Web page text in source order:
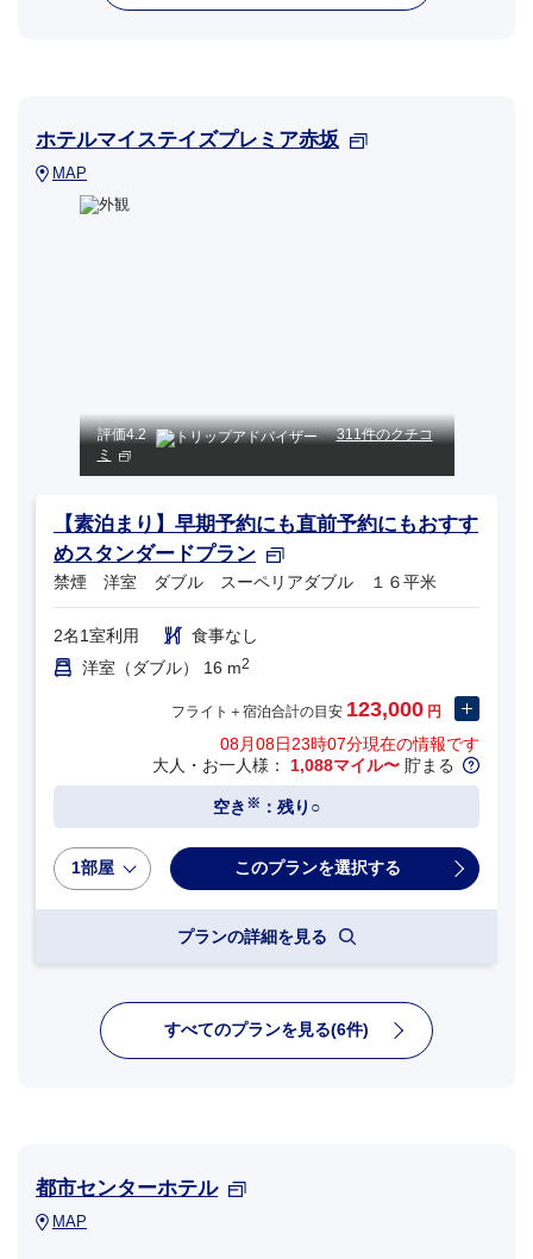
ホテルマイステイズプレミア赤坂
MAP
評価4.2
311件のクチコ
ミ
【素泊まり】早期予約にも直前予約にもおすす
めスタンダードプラン
禁煙 洋室 ダブル スーペリアダブル １６平米
2名1室利用
食事なし
洋室（ダブル） 16 m2
フライト＋宿泊合計の目安 123,000 円
08月08日23時07分現在の情報です
大人・お一人様： 1,088マイル〜 貯まる
空き ※ ：残り○
1部屋
プランの詳細を見る
すべてのプランを見る(6件)
都市センターホテル
MAP